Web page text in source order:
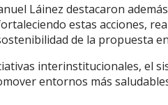
Láinez destacaron
estas acciones,
de la propuesta
interinstitucionales, el
entornos más